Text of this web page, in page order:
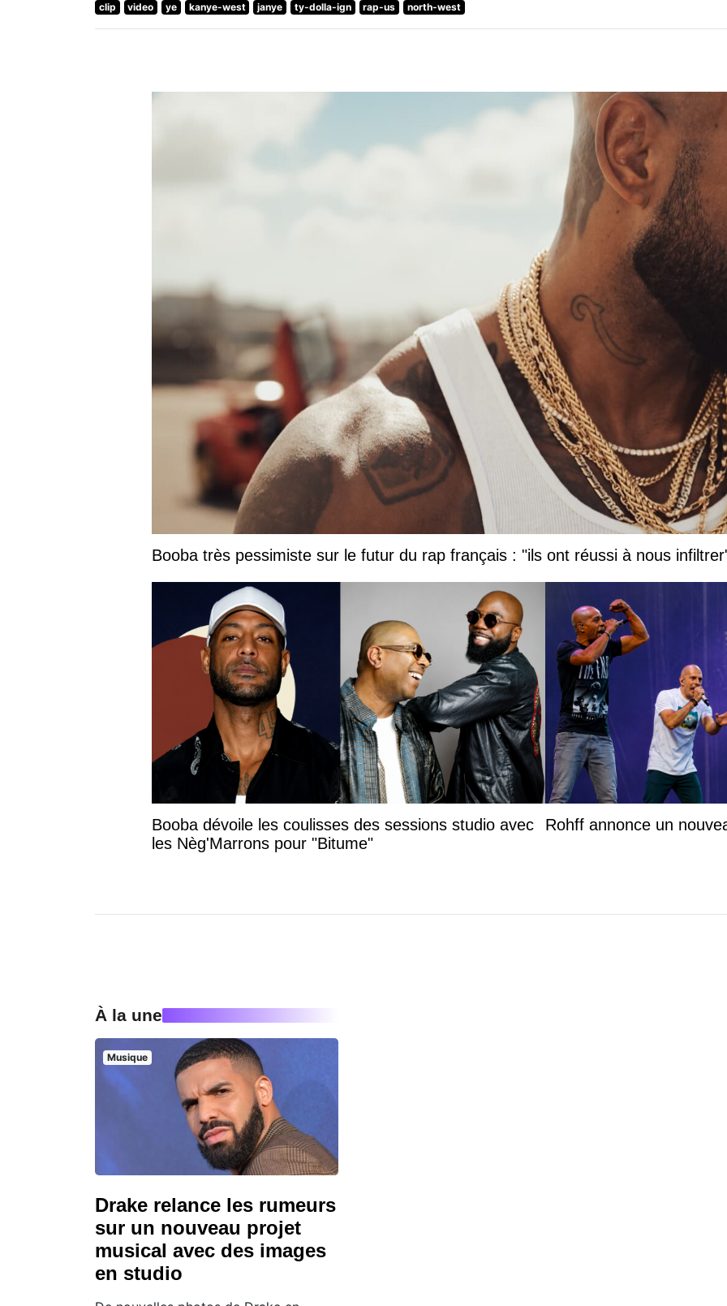
clip video ye kanye-west janye ty-dolla-ign rap-us north-west
Booba très pessimiste sur le futur du rap français : "ils ont réussi à nous
Booba dévoile les coulisses des sessions studio avec
les Nèg'Marrons pour "Bitume"
Rohff annonce un
À la une
Musique
Drake relance les rumeurs
sur un nouveau projet
musical avec des images
en studio